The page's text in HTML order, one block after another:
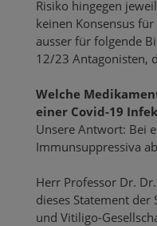
Risiko hingegen
keinen Konsensus
ausser für folgende
12/23 Antagonisten,
Welche
einer Covid-19
Unsere Antwort: Bei
Immunsuppressiva
Herr Professor Dr.
dieses Statement der
und Vitiligo-